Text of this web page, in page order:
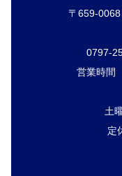
〒659-
0797-
営業時間
土
定